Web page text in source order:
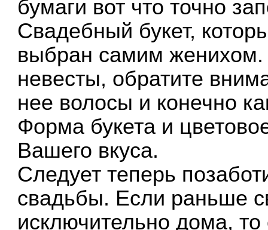
бумаги вот что точно
Свадебный букет,
выбран самим
невесты, обратите
нее волосы и конечно
Форма букета и
Вашего вкуса.
Следует теперь
свадьбы. Если раньше
исключительно дома,